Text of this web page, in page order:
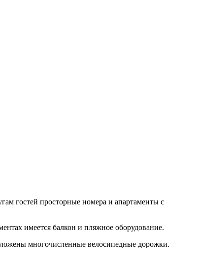
гостей просторные номера и апартаменты с
имеется балкон и пляжное оборудование.
многочисленные велосипедные дорожки.